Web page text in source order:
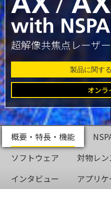
超解像共焦点レーザ
製品に関す
オンラ
概要・特長・機能
ソフトウェア
対物レン
インタビュー
アプリ